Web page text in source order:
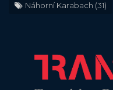
Náhorní Karabach (31)